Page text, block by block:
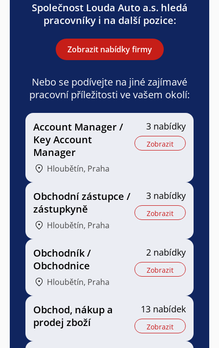
Společnost Louda Auto a.s. hledá
pracovníky i na další pozice:
Zobrazit nabídky firmy
Nebo se podívejte na jiné zajímavé
pracovní příležitosti ve vašem okolí:
Account Manager /
Key Account
Manager
Hloubětín, Praha
3 nabídky
Zobrazit
Obchodní zástupce /
zástupkyně
Hloubětín, Praha
3 nabídky
Zobrazit
Obchodník /
Obchodnice
Hloubětín, Praha
2 nabídky
Zobrazit
Obchod, nákup a
prodej zboží
13 nabídek
Zobrazit